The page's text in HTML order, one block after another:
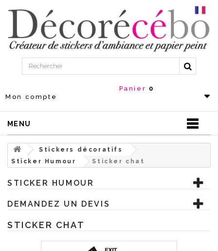
Mon compte
Panier 0
MENU
Stickers décoratifs
Sticker Humour
Sticker chat
STICKER HUMOUR
DEMANDEZ UN DEVIS
STICKER CHAT